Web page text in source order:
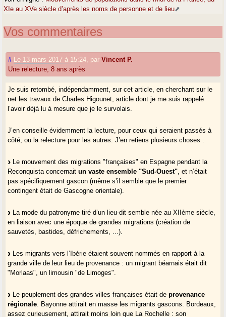
XIe au XVe siècle d’après les noms de personne et de lieu
Vos commentaires
# Le 13 mars 2017 à 15:24 parVincent P.
Une relecture, 8 ans après
Je suis retombé, indépendamment, sur cet article, en cherchant sur le
net les travaux de Charles Higounet, article dont je me suis rappelé
l’avoir déjà lu à mesure que je le survolais.
J’en conseille évidemment la lecture, pour ceux qui seraient passés à
côté, ou la relecture pour les autres. J’en retiens plusieurs choses :
Le mouvement des migrations "françaises" en Espagne pendant la
Reconquista concernaitun vaste ensemble "Sud-Ouest" , et n’était
pas spécifiquement gascon (même s’il semble que le premier
contingent était de Gascogne orientale).
La mode du patronyme tiré d’un lieu-dit semble née au XIIème siècle,
en liaison avec une époque de grandes migrations (création de
sauvetés, bastides, défrichements, ...).
Les migrants vers l’Ibérie étaient souvent nommés en rapport à la
grande ville de leur lieu de provenance : un migrant béarnais était dit
"Morlaas", un limousin "de Limoges".
Le peuplement des grandes villes françaises était deprovenance
régionale . Bayonne attirait en masse les migrants gascons. Bordeaux,
assez curieusement, attirait moins loin que La Rochelle : son